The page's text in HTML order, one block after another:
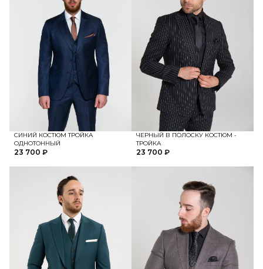
СИНИЙ КОСТЮМ ТРОЙКА
ОДНОТОННЫЙ
23 700 ₽
ЧЕРНЫЙ В ПОЛОСКУ КОСТЮМ -
ТРОЙКА
23 700 ₽